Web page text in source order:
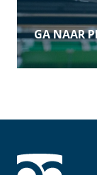
GA NAAR